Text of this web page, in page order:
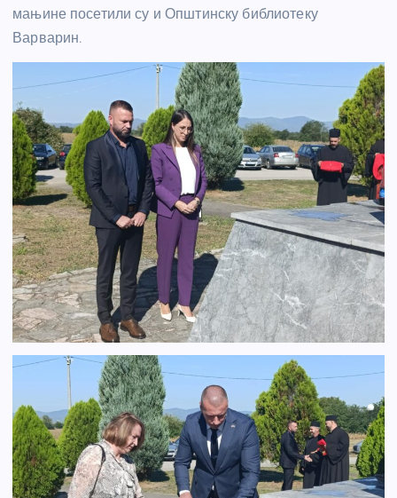
мањине посетили су и Општинску библиотеку
Варварин.